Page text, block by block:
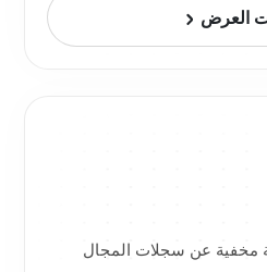
العرض
مخفية عن سجلات المجال